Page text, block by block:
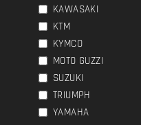
KAWASAKI
KTM
KYMCO
MOTO GUZZI
SUZUKI
TRIUMPH
YAMAHA